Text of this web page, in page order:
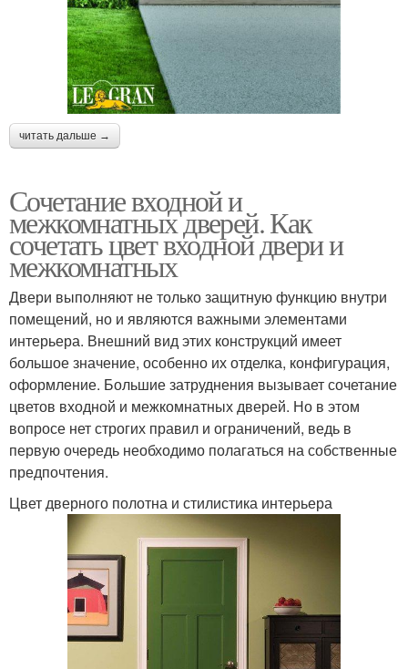
читать дальше →
Сочетание входной и
межкомнатных дверей. Как
сочетать цвет входной двери и
межкомнатных
Двери выполняют не только защитную функцию внутри
помещений, но и являются важными элементами
интерьера. Внешний вид этих конструкций имеет
большое значение, особенно их отделка, конфигурация,
оформление. Большие затруднения вызывает сочетание
цветов входной и межкомнатных дверей. Но в этом
вопросе нет строгих правил и ограничений, ведь в
первую очередь необходимо полагаться на собственные
предпочтения.
Цвет дверного полотна и стилистика интерьера